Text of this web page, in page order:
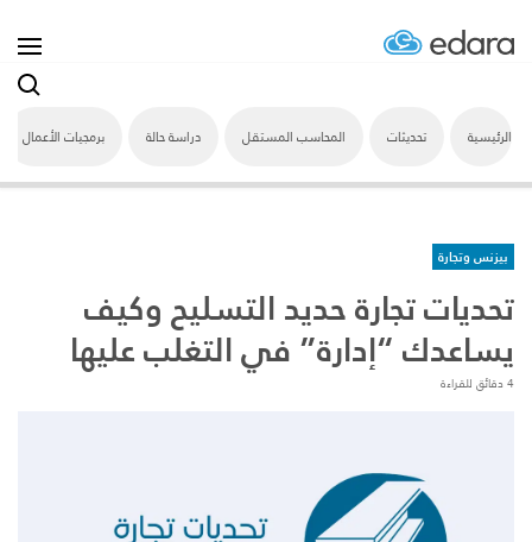
الرئيسية تحديثات المحاسب المستقل دراسة حالة برمجيات الأعمال
بيزنس وتجارة
تحديات تجارة حديد التسليح وكيف
يساعدك “إدارة” في التغلب عليها
4 دقائق للقراءة